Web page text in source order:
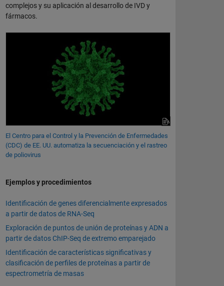
El Centro para el Control y la Prevención de Enfermedades
(CDC) de EE. UU. automatiza la secuenciación y el rastreo
de poliovirus
complejos y su aplicación al desarrollo de IVD y
fármacos.
Ejemplos y procedimientos
Identificación de genes diferencialmente expresados
a partir de datos de RNA-Seq
Exploración de puntos de unión de proteínas y ADN a
partir de datos ChIP-Seq de extremo emparejado
Identificación de características significativas y
clasificación de perfiles de proteínas a partir de
espectrometría de masas